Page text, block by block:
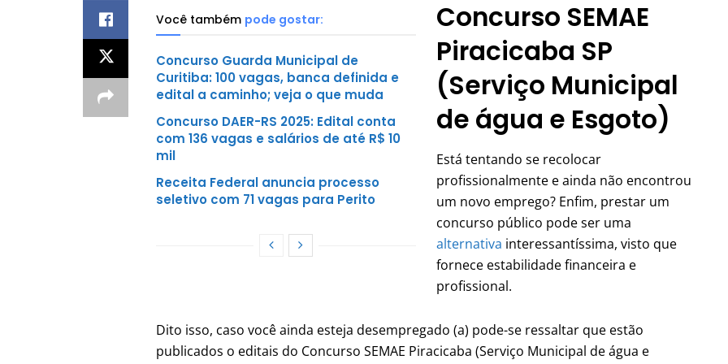
Você também pode gostar:
Concurso Guarda Municipal de
Curitiba: 100 vagas, banca definida e
edital a caminho; veja o que muda
Concurso DAER-RS 2025: Edital conta
com 136 vagas e salários de até R$ 10
mil
Receita Federal anuncia processo
seletivo com 71 vagas para Perito
Concurso SEMAE
Piracicaba SP
(Serviço Municipal
de água e Esgoto)
Está tentando se recolocar
profissionalmente e ainda não encontrou
um novo emprego? Enfim, prestar um
concurso público pode ser uma
alternativa interessantíssima, visto que
fornece estabilidade financeira e
profissional.
Dito isso, caso você ainda esteja desempregado (a) pode-se ressaltar que estão
publicados o editais do Concurso SEMAE Piracicaba (Serviço Municipal de água e